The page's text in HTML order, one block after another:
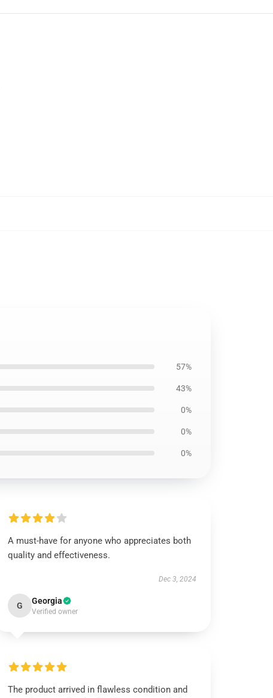
57%
43%
0%
0%
0%
A must-have for anyone who appreciates both
quality and effectiveness.
Dec 3, 2024
G Georgia
Verified owner
The product arrived in flawless condition and